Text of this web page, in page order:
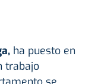
ha puesto en
trabajo